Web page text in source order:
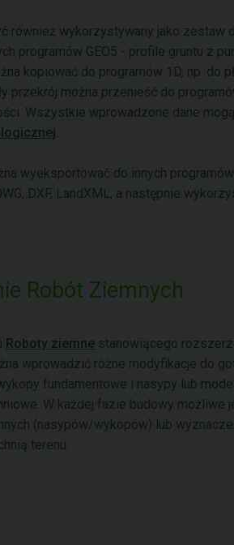
również wykorzystywany jako zestaw
programów GEO5 - profile gruntu z
kopiować do programów 1D, np. do
przekrój można przenieść do
Wszystkie wprowadzone dane
wyeksportować do innych
DXF, LandXML, a następnie
Robót Ziemnych
Roboty ziemne stanowiącego
wprowadzić różne modyfikacje do
fundamentowe i nasypy lub
W każdej fazie budowy możliwe
(nasypów/wykopów) lub
terenu.